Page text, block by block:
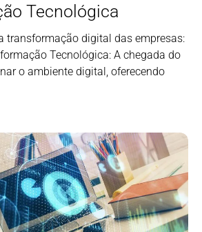
Tecnológica
transformação digital das empresas:
Tecnológica: A chegada do
o ambiente digital, oferecendo